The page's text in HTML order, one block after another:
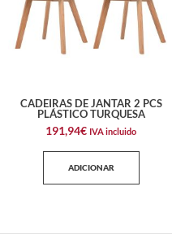
CADEIRAS DE JANTAR 2 PCS
PLÁSTICO TURQUESA
191,94€ IVA incluido
ADICIONAR